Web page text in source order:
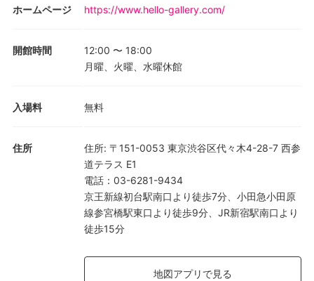
ホームページ https://www.hello-gallery.com/
開館時間 12:00 〜 18:00
月曜、火曜、水曜休館
入場料 無料
住所 住所: 〒151-0053 東京渋谷区代々木4-28-7 西参
道テラス E1
電話 ： 03-6281-9434
京王新線初台駅南口より徒歩7分、小田急小田原
線参宮橋駅東口より徒歩9分、JR新宿駅南口より
徒歩15分
地図アプリで見る